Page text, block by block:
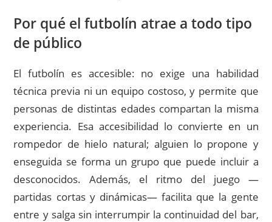
Por qué el futbolín atrae a todo tipo
de público
El futbolín es accesible: no exige una habilidad
técnica previa ni un equipo costoso, y permite que
personas de distintas edades compartan la misma
experiencia. Esa accesibilidad lo convierte en un
rompedor de hielo natural; alguien lo propone y
enseguida se forma un grupo que puede incluir a
desconocidos. Además, el ritmo del juego —
partidas cortas y dinámicas— facilita que la gente
entre y salga sin interrumpir la continuidad del bar,